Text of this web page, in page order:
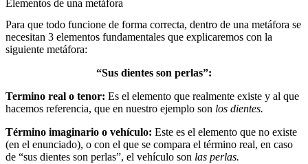
Elementos de una metáfora
Para que todo funcione de forma correcta, dentro de una metáfora se
necesitan 3 elementos fundamentales que explicaremos con la
siguiente metáfora:
“Sus dientes son perlas”:
Termino real o tenor: Es el elemento que realmente existe y al que
hacemos referencia, que en nuestro ejemplo son los dientes.
Término imaginario o vehículo: Este es el elemento que no existe
(en el enunciado), o con el que se compara el término real, en caso
de “sus dientes son perlas”, el vehículo son las perlas.